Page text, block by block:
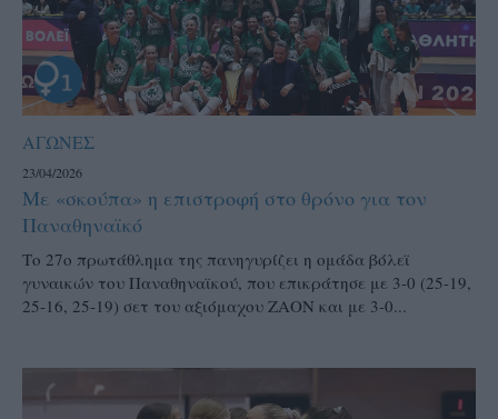
ΑΓΩΝΕΣ
23/04/2026
Με «σκούπα» η επιστροφή στο θρόνο για τον
Παναθηναϊκό
Το 27ο πρωτάθλημα της πανηγυρίζει η ομάδα βόλεϊ
γυναικών του Παναθηναϊκού, που επικράτησε με 3-0 (25-19,
25-16, 25-19) σετ του αξιόμαχου ΖΑΟΝ και με 3-0...